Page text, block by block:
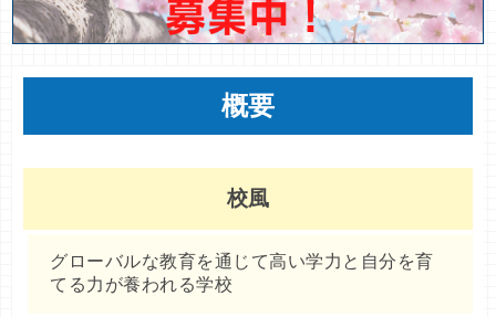
概要
校風
グローバルな教育を通じて高い学力と自分を育
てる力が養われる学校